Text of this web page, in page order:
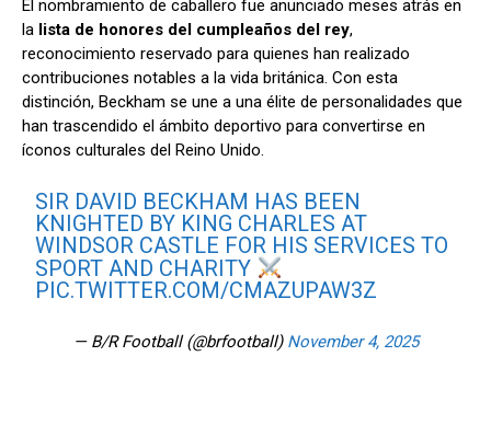
El nombramiento de caballero fue anunciado meses atrás en
la lista de honores del cumpleaños del rey,
reconocimiento reservado para quienes han realizado
contribuciones notables a la vida británica. Con esta
distinción, Beckham se une a una élite de personalidades que
han trascendido el ámbito deportivo para convertirse en
íconos culturales del Reino Unido.
SIR DAVID BECKHAM HAS BEEN
KNIGHTED BY KING CHARLES AT
WINDSOR CASTLE FOR HIS SERVICES TO
SPORT AND CHARITY
PIC.TWITTER.COM/CMAZUPAW3Z
— B/R Football (@brfootball) November 4, 2025